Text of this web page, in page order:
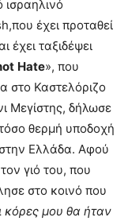
ισραηλινό
έχει προταθεί
έχει ταξιδέψει
Hate», που
στο Καστελόριζο
Μεγίστης, δήλωσε
θερμή υποδοχή
Ελλάδα. Αφού
γιό του, που
στο κοινό που
κόρες μου θα ήταν